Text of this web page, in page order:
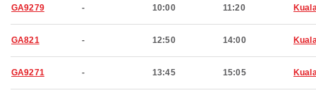
GA9279 - 10:00 11:20
GA821 - 12:50 14:00
GA9271 - 13:45 15:05